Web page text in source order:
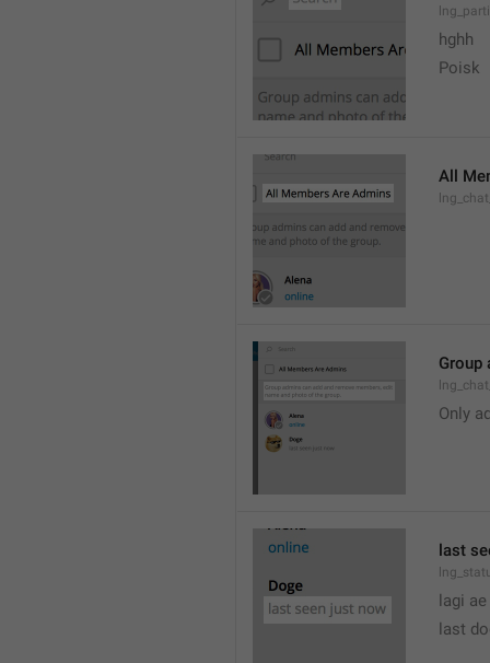
hghh
Poisk
All
Group
Only
last
lagi
last